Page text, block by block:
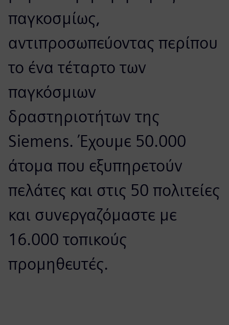
παγκοσμίως,
αντιπροσωπεύοντας περίπου
το ένα τέταρτο των
παγκόσμιων
δραστηριοτήτων της
Siemens. Έχουμε 50.000
άτομα που εξυπηρετούν
πελάτες και στις 50 πολιτείες
και συνεργαζόμαστε με
16.000 τοπικούς
προμηθευτές.